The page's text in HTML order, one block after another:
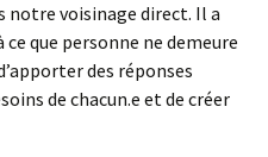
notre voisinage direct. Il a
que personne ne demeure
des réponses
de chacun.e et de créer